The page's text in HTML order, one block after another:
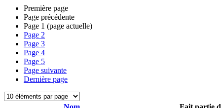
Première page
Page précédente
Page 1 (page actuelle)
Page 2
Page 3
Page 4
Page 5
Page suivante
Dernière page